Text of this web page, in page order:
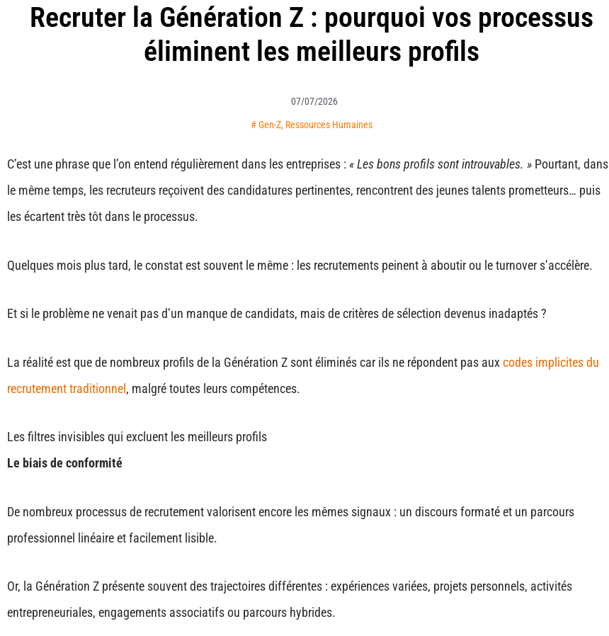
Recruter la Génération Z : pourquoi vos processus
éliminent les meilleurs profils
07/07/2026
#Gen-Z, Ressources Humaines
C’est une phrase que l’on entend régulièrement dans les entreprises : « Les bons profils sont introuvables. » Pourtant, dans
le même temps, les recruteurs reçoivent des candidatures pertinentes, rencontrent des jeunes talents prometteurs… puis
les écartent très tôt dans le processus.
Quelques mois plus tard, le constat est souvent le même : les recrutements peinent à aboutir ou le turnover s’accélère.
Et si le problème ne venait pas d’un manque de candidats, mais de critères de sélection devenus inadaptés ?
La réalité est que de nombreux profils de la Génération Z sont éliminés car ils ne répondent pas auxcodes implicites du
recrutement traditionnel, malgré toutes leurs compétences.
Les filtres invisibles qui excluent les meilleurs profils
Le biais de conformité
De nombreux processus de recrutement valorisent encore les mêmes signaux : un discours formaté et un parcours
professionnel linéaire et facilement lisible.
Or, la Génération Z présente souvent des trajectoires différentes : expériences variées, projets personnels, activités
entrepreneuriales, engagements associatifs ou parcours hybrides.